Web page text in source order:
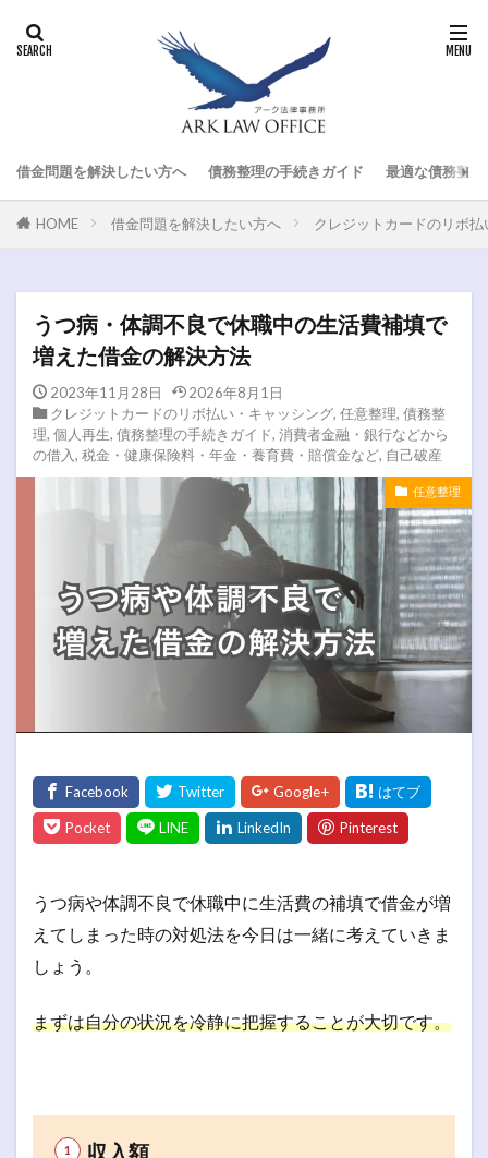
借金問題を解決したい方へ 債務整理の手続きガイド 最適な債務整
HOME 借金問題を解決したい方へ クレジットカードのリボ
うつ病・体調不良で休職中の生活費補填で
増えた借金の解決方法
2023年11月28日
2026年8月1日
クレジットカードのリボ払い・キャッシング, 任意整理, 債務整
理, 個人再生, 債務整理の手続きガイド, 消費者金融・銀行などから
の借入, 税金・健康保険料・年金・養育費・賠償金など, 自己破産
任意整理
うつ病や体調不良で休職中に生活費の補填で借金が増
えてしまった時の対処法を今日は一緒に考えていきま
しょう。
まずは自分の状況を冷静に把握することが大切です。
収入額